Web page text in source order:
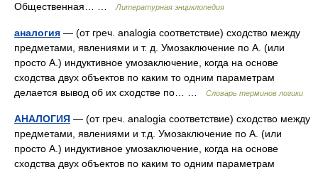
Общественная… …
Литературная энциклопедия
аналогия — (от греч. analogia соответствие) сходство между
предметами, явлениями и т. д. Умозаключение по А. (или
просто А.) индуктивное умозаключение, когда на основе
сходства двух объектов по каким то одним параметрам
делается вывод об их сходстве по… …
Словарь терминов логики
АНАЛОГИЯ — (от греч. analogia соответствие) сходство между
предметами, явлениями и т.д. Умозаключение по А. (или
просто А.) индуктивное умозаключение, когда на основе
сходства двух объектов по каким то одним параметрам